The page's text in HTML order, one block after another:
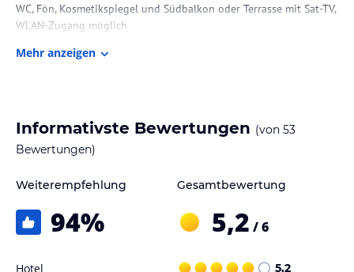
WC, Fön, Kosmetikspiegel und Südbalkon oder Terrasse mit Sat-TV,
WLAN-Zugang möglich
Ferienwohnungen mit Dusche, WC,Fön Kosmetikspiegel, Küche,
Terrasse zum Garten, alle zimmer und Wohnungen haben Telefon
,Sat-TV, W-Lan.
Vollwertfrühstück.
Mehr anzeigen
Informativste Bewertungen (von 53
Bewertungen)
Weiterempfehlung
94%
Gesamtbewertung
5,2 / 6
Hotel 5,2